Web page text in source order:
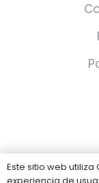
Este sitio web